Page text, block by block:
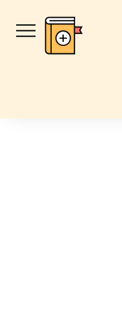
содержанию